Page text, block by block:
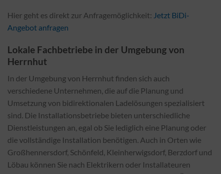
Hier geht es direkt zur Anfragemöglichkeit: Jetzt BiDi-
Angebot anfragen
Lokale Fachbetriebe in der Umgebung von
Herrnhut
In der Umgebung von Herrnhut finden sich auch
verschiedene Unternehmen, die auf die Planung und
Umsetzung von bidirektionalen Ladelösungen spezialisiert
sind. Die Installationsbetriebe bieten unterschiedliche
Dienstleistungen an, egal ob Sie lediglich eine Planung oder
die vollständige Installation benötigen. Auch in Orten wie
Großhennersdorf, Schönfeld, Kleinherwigsdorf, Berzdorf und
Löbau können Sie nach Elektrikern oder Installateuren